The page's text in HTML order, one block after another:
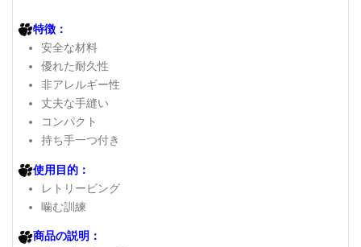
特徴：
安全な材料
優れた耐久性
非アレルギー性
丈夫な手縫い
コンパクト
持ち手一つ付き
使用目的：
レトリービング
噛む訓練
商品の説明：